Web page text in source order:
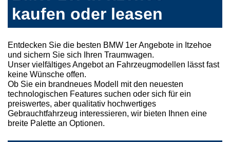
kaufen oder leasen
Entdecken Sie die besten BMW 1er Angebote in Itzehoe
und sichern Sie sich Ihren Traumwagen.
Unser vielfältiges Angebot an Fahrzeugmodellen lässt fast
keine Wünsche offen.
Ob Sie ein brandneues Modell mit den neuesten
technologischen Features suchen oder sich für ein
preiswertes, aber qualitativ hochwertiges
Gebrauchtfahrzeug interessieren, wir bieten Ihnen eine
breite Palette an Optionen.